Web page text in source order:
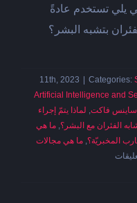
يلي تستخدم عادةً
بتشبه البشر؟
| Categories:
Artificial Intelligence and
ساينس فاكت, لماذا يتمّ إجراء
الفئران مع البشر؟ ما هي
المخبريّة؟ ما هي مجالات
على